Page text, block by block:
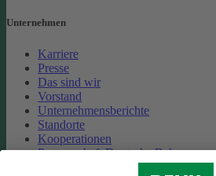
Unternehmen
Karriere
Presse
Das sind wir
Vorstand
Unternehmensberichte
Standorte
Kooperationen
Partnerschaft Deutsche Bahn